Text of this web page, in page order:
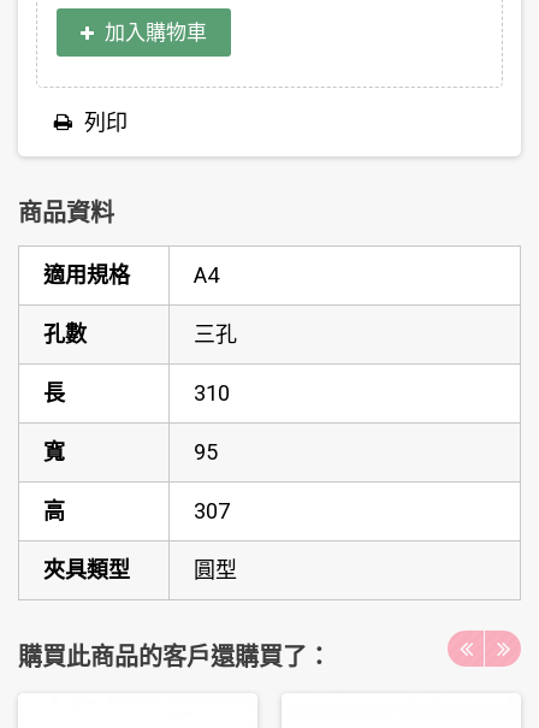
加入購物車
列印
商品資料
適用規格 A4
孔數 三孔
長 310
寬 95
高 307
夾具類型 圓型
購買此商品的客戶還購買了：